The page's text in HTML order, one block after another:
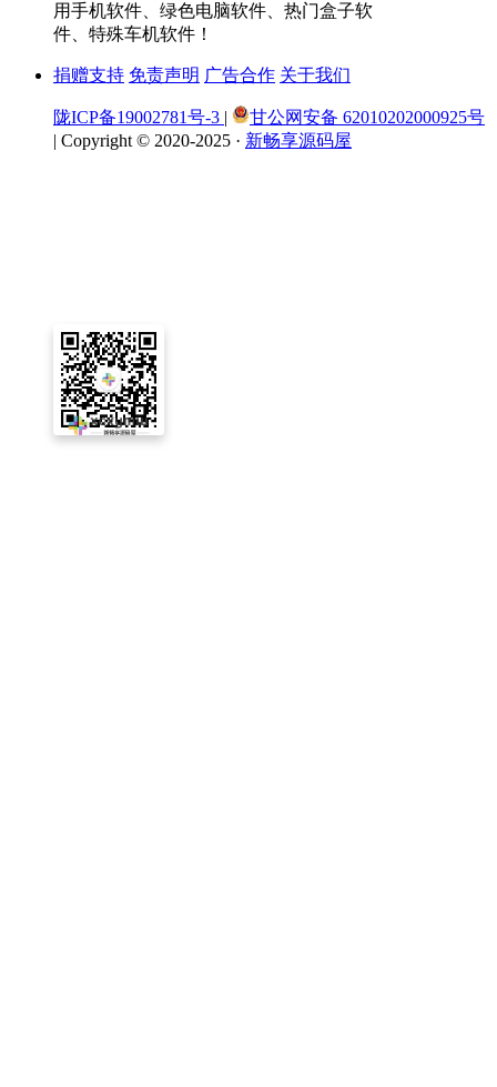
用手机软件、绿色电脑软件、热门盒子软
件、特殊车机软件！
捐赠支持 免责声明 广告合作 关于我们
陇ICP备19002781号-3 |
甘公网安备 62010202000925号
| Copyright © 2020-2025 · 新畅享源码屋